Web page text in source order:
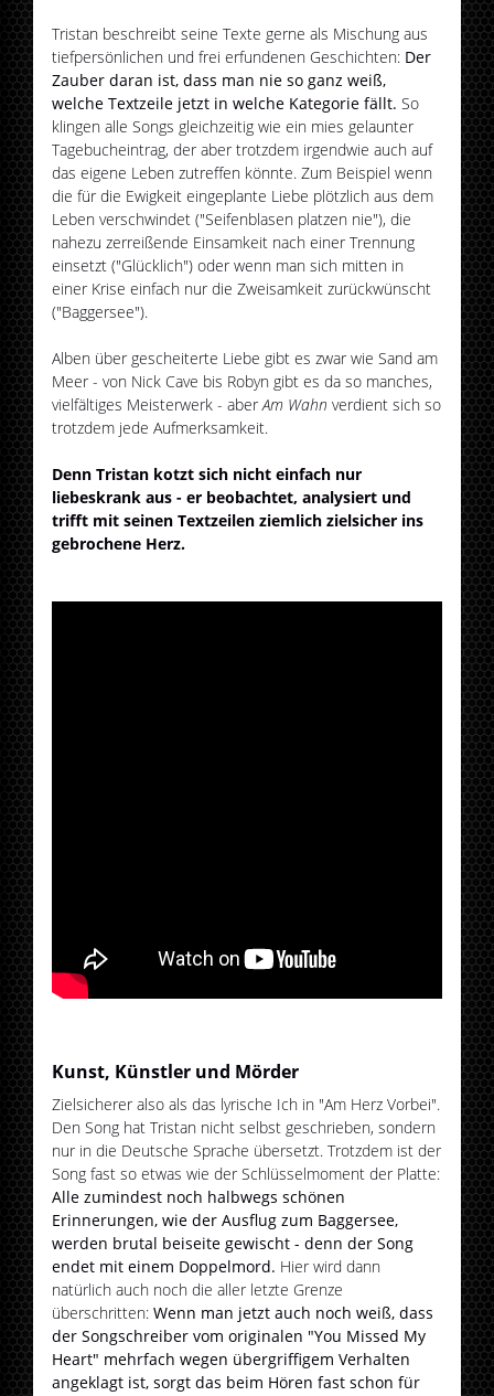
Tristan beschreibt seine Texte gerne als Mischung aus
tiefpersönlichen und frei erfundenen Geschichten: Der
Zauber daran ist, dass man nie so ganz weiß,
welche Textzeile jetzt in welche Kategorie fällt. So
klingen alle Songs gleichzeitig wie ein mies gelaunter
Tagebucheintrag, der aber trotzdem irgendwie auch auf
das eigene Leben zutreffen könnte. Zum Beispiel wenn
die für die Ewigkeit eingeplante Liebe plötzlich aus dem
Leben verschwindet ("Seifenblasen platzen nie"), die
nahezu zerreißende Einsamkeit nach einer Trennung
einsetzt ("Glücklich") oder wenn man sich mitten in
einer Krise einfach nur die Zweisamkeit zurückwünscht
("Baggersee").
Alben über gescheiterte Liebe gibt es zwar wie Sand am
Meer - von Nick Cave bis Robyn gibt es da so manches,
vielfältiges Meisterwerk - aberAm Wahn verdient sich so
trotzdem jede Aufmerksamkeit.
Denn Tristan kotzt sich nicht einfach nur
liebeskrank aus - er beobachtet, analysiert und
trifft mit seinen Textzeilen ziemlich zielsicher ins
gebrochene Herz.
Kunst, Künstler und Mörder
Zielsicherer also als das lyrische Ich in "Am Herz Vorbei".
Den Song hat Tristan nicht selbst geschrieben, sondern
nur in die Deutsche Sprache übersetzt. Trotzdem ist der
Song fast so etwas wie der Schlüsselmoment der Platte:
Alle zumindest noch halbwegs schönen
Erinnerungen, wie der Ausflug zum Baggersee,
werden brutal beiseite gewischt - denn der Song
endet mit einem Doppelmord. Hier wird dann
natürlich auch noch die aller letzte Grenze
überschritten:Wenn man jetzt auch noch weiß, dass
der Songschreiber vom originalen "You Missed My
Heart" mehrfach wegen übergriffigem Verhalten
angeklagt ist, sorgt das beim Hören fast schon für